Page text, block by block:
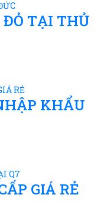
ĐỎ TẠI THỦ
KHẨU
GIÁ RẺ